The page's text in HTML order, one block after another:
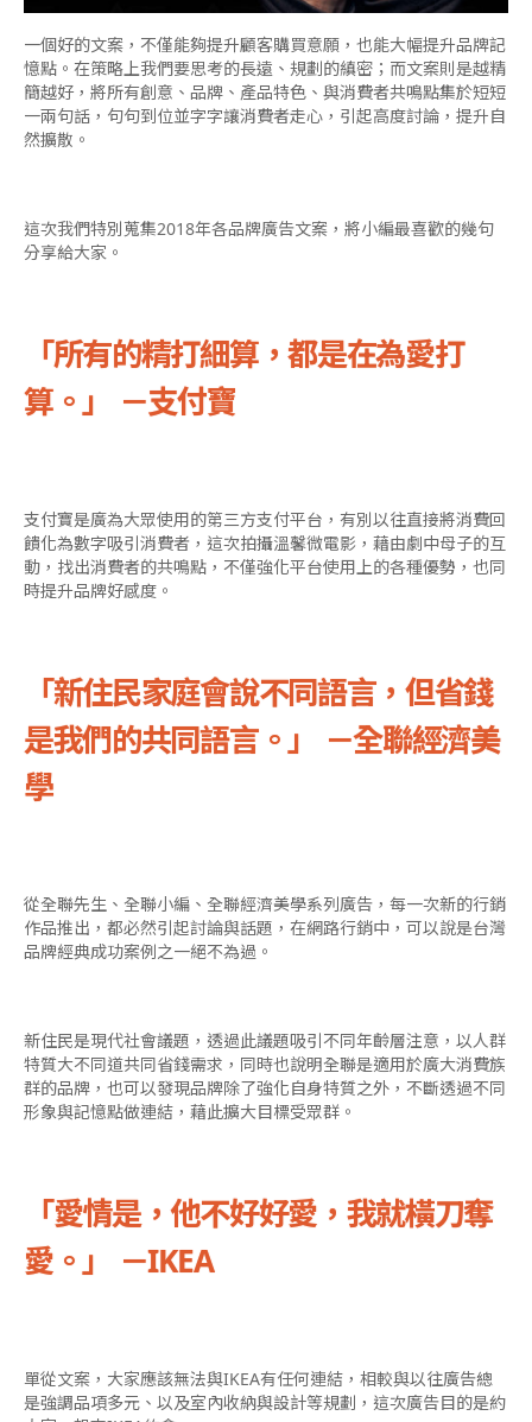
一個好的文案，不僅能夠提升顧客購買意願，也能大幅提升品牌記
憶點。在策略上我們要思考的長遠、規劃的縝密；而文案則是越精
簡越好，將所有創意、品牌、產品特色、與消費者共鳴點集於短短
一兩句話，句句到位並字字讓消費者走心，引起高度討論，提升自
然擴散。
這次我們特別蒐集2018年各品牌廣告文案，將小編最喜歡的幾句
分享給大家。
「所有的精打細算，都是在為愛打
算。」 －支付寶
支付寶是廣為大眾使用的第三方支付平台，有別以往直接將消費回
饋化為數字吸引消費者，這次拍攝溫馨微電影，藉由劇中母子的互
動，找出消費者的共鳴點，不僅強化平台使用上的各種優勢，也同
時提升品牌好感度。
「新住民家庭會說不同語言，但省錢
是我們的共同語言。」 －全聯經濟美
學
從全聯先生、全聯小編、全聯經濟美學系列廣告，每一次新的行銷
作品推出，都必然引起討論與話題，在網路行銷中，可以說是台灣
品牌經典成功案例之一絕不為過。
新住民是現代社會議題，透過此議題吸引不同年齡層注意，以人群
特質大不同道共同省錢需求，同時也說明全聯是適用於廣大消費族
群的品牌，也可以發現品牌除了強化自身特質之外，不斷透過不同
形象與記憶點做連結，藉此擴大目標受眾群。
「愛情是，他不好好愛，我就橫刀奪
愛。」 －IKEA
單從文案，大家應該無法與IKEA有任何連結，相較與以往廣告總
是強調品項多元、以及室內收納與設計等規劃，這次廣告目的是約